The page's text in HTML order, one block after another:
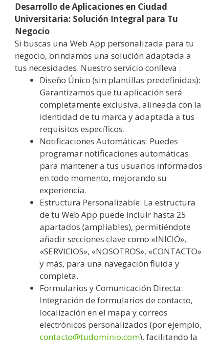
Desarrollo de Aplicaciones en Ciudad
Universitaria: Solución Integral para Tu
Negocio
Si buscas una Web App personalizada para tu
negocio, brindamos una solución adaptada a
tus necesidades. Nuestro servicio conlleva :
Diseño Único (sin plantillas predefinidas):
Garantizamos que tu aplicación será
completamente exclusiva, alineada con la
identidad de tu marca y adaptada a tus
requisitos específicos.
Notificaciones Automáticas: Puedes
programar notificaciones automáticas
para mantener a tus usuarios informados
en todo momento, mejorando su
experiencia.
Estructura Personalizable: La estructura
de tu Web App puede incluir hasta 25
apartados (ampliables), permitiéndote
añadir secciones clave como «INICIO»,
«SERVICIOS», «NOSOTROS», «CONTACTO»
y más, para una navegación fluida y
completa.
Formularios y Comunicación Directa:
Integración de formularios de contacto,
localización en el mapa y correos
electrónicos personalizados (por ejemplo,
contacto@tudominio.com), facilitando la